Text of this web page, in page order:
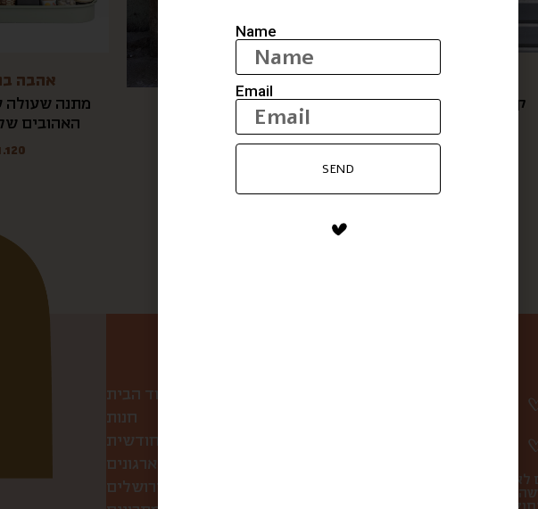
אהבה
מתנה שעולה
האהובים
Shabbat in a Basket
420
קופסא מפנקת לאוהבים
$630
עמוד הבית
חנות
קופסת הפתעה חודשית
לחברות ולארגונים
סיורי אוכל בירושלים
לא
Name
Email
SEND